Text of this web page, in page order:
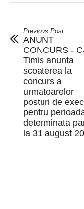
Previous Post
ANUNT
CONCURS -
Timis anunta
scoaterea la
concurs a
urmatoarelor
posturi de
pentru
determinata
la 31 august